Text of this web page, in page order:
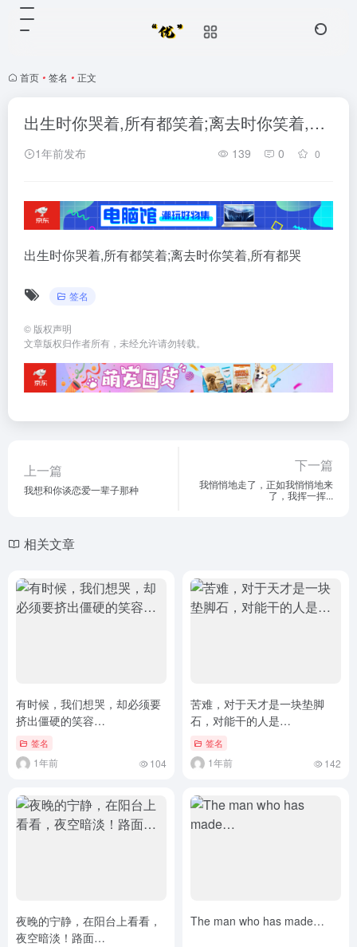
首页 • 签名 • 正文
出生时你哭着,所有都笑着;离去时你笑着,…
1年前发布 139 0 0
出生时你哭着,所有都笑着;离去时你笑着,所有都哭
签名
© 版权声明
文章版权归作者所有，未经允许请勿转载。
上一篇
我想和你谈恋爱一辈子那种
下一篇
我悄悄地走了，正如我悄悄地来
了，我挥一挥...
相关文章
有时候，我们想哭，却必须要
挤出僵硬的笑容…
签名
1年前 104
苦难，对于天才是一块垫脚
石，对能干的人是…
签名
1年前 142
夜晚的宁静，在阳台上看看，
夜空暗淡！路面…
The man who has made…